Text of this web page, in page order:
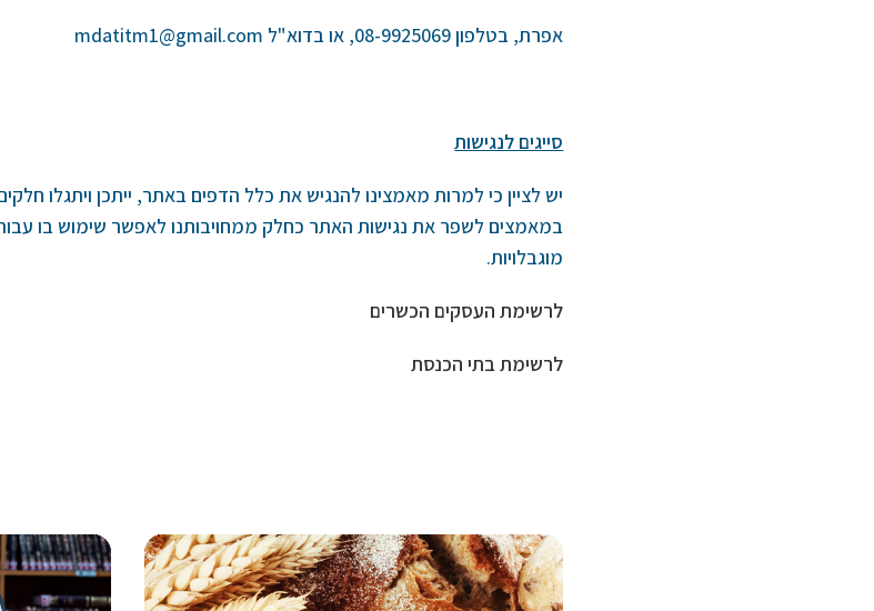
אפרת, בטלפון 08-9925069, או בדוא"ל mdatitm1@gmail.com
סייגים לנגישות
יש לציין כי למרות מאמצינו להנגיש את כלל הדפים באתר, ייתכן ויתגלו
במאמצים לשפר את נגישות האתר כחלק ממחויבותנו לאפשר שימוש בו עבור
מוגבלויות.
לרשימת העסקים הכשרים
לרשימת בתי הכנסת